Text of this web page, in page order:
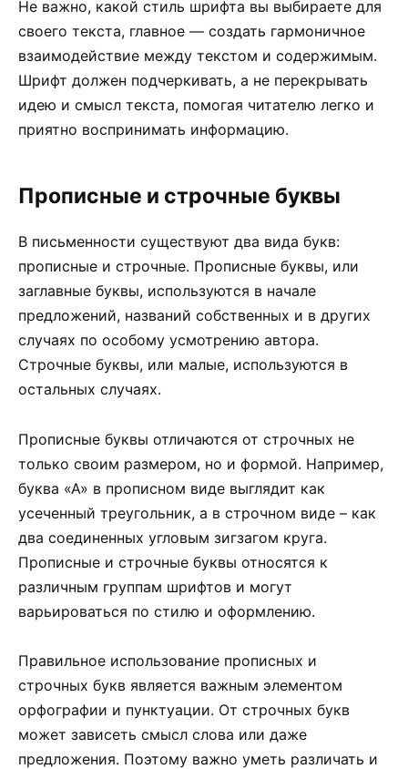
Не важно, какой стиль шрифта вы выбираете для
своего текста, главное — создать гармоничное
взаимодействие между текстом и содержимым.
Шрифт должен подчеркивать, а не перекрывать
идею и смысл текста, помогая читателю легко и
приятно воспринимать информацию.
Прописные и строчные буквы
В письменности существуют два вида букв:
прописные и строчные. Прописные буквы, или
заглавные буквы, используются в начале
предложений, названий собственных и в других
случаях по особому усмотрению автора.
Строчные буквы, или малые, используются в
остальных случаях.
Прописные буквы отличаются от строчных не
только своим размером, но и формой. Например,
буква «А» в прописном виде выглядит как
усеченный треугольник, а в строчном виде – как
два соединенных угловым зигзагом круга.
Прописные и строчные буквы относятся к
различным группам шрифтов и могут
варьироваться по стилю и оформлению.
Правильное использование прописных и
строчных букв является важным элементом
орфографии и пунктуации. От строчных букв
может зависеть смысл слова или даже
предложения. Поэтому важно уметь различать и